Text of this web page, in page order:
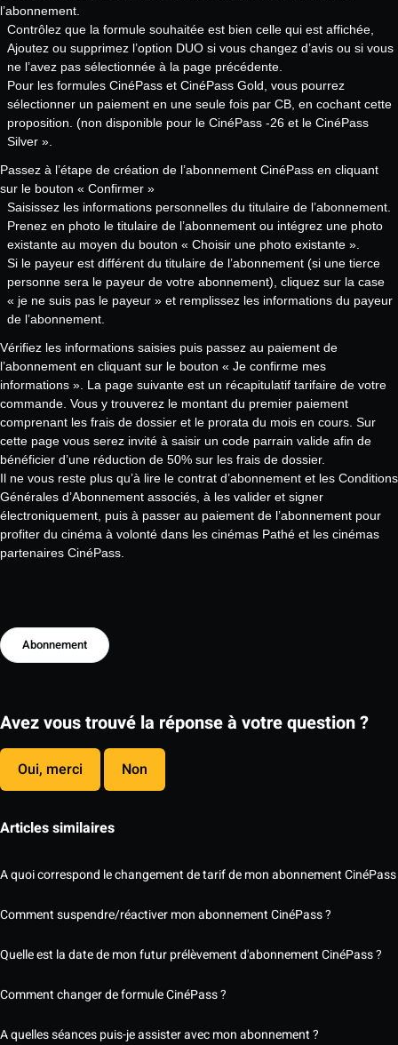
l’abonnement.
Contrôlez que la formule souhaitée est bien celle qui est affichée,
Ajoutez ou supprimez l’option DUO si vous changez d’avis ou si vous
ne l’avez pas sélectionnée à la page précédente.
Pour les formules CinéPass et CinéPass Gold, vous pourrez
sélectionner un paiement en une seule fois par CB, en cochant cette
proposition. (non disponible pour le CinéPass -26 et le CinéPass
Silver ».
Passez à l’étape de création de l’abonnement CinéPass en cliquant
sur le bouton « Confirmer »
Saisissez les informations personnelles du titulaire de l’abonnement.
Prenez en photo le titulaire de l’abonnement ou intégrez une photo
existante au moyen du bouton « Choisir une photo existante ».
Si le payeur est différent du titulaire de l’abonnement (si une tierce
personne sera le payeur de votre abonnement), cliquez sur la case
« je ne suis pas le payeur » et remplissez les informations du payeur
de l’abonnement.
Vérifiez les informations saisies puis passez au paiement de
l’abonnement en cliquant sur le bouton « Je confirme mes
informations ». La page suivante est un récapitulatif tarifaire de votre
commande. Vous y trouverez le montant du premier paiement
comprenant les frais de dossier et le prorata du mois en cours. Sur
cette page vous serez invité à saisir un code parrain valide afin de
bénéficier d’une réduction de 50% sur les frais de dossier.
Il ne vous reste plus qu’à lire le contrat d’abonnement et les Conditions
Générales d’Abonnement associés, à les valider et signer
électroniquement, puis à passer au paiement de l’abonnement pour
profiter du cinéma à volonté dans les cinémas Pathé et les cinémas
partenaires CinéPass.
Abonnement
Avez vous trouvé la réponse à votre question ?
Oui, merci Non
Articles similaires
A quoi correspond le changement de tarif de mon abonnement CinéPass
Comment suspendre/réactiver mon abonnement CinéPass ?
Quelle est la date de mon futur prélèvement d'abonnement CinéPass ?
Comment changer de formule CinéPass ?
A quelles séances puis-je assister avec mon abonnement ?